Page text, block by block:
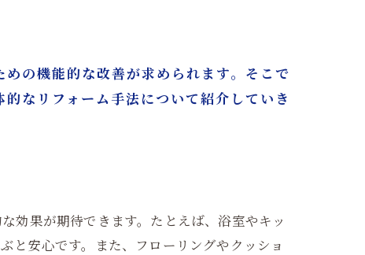
の機能的な改善が求められます。そこで
なリフォーム手法について紹介していき
効果が期待できます。たとえば、浴室やキッ
と安心です。また、フローリングやクッショ